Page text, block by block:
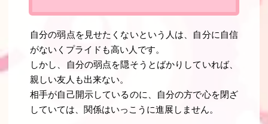
自分の弱点を見せたくないという人は、自分に自信
がないくプライドも高い人です。
しかし、自分の弱点を隠そうとばかりしていれば、
親しい友人も出来ない。
相手が自己開示しているのに、自分の方で心を閉ざ
していては、関係はいっこうに進展しません。